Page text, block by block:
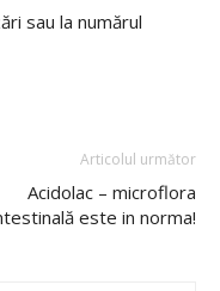
sau la numărul
Articolul următor
Acidolac – microflora
este in norma!